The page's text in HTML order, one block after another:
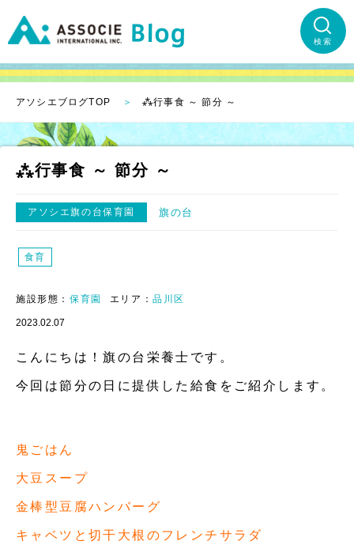
検索
アソシエブログTOP ⁂行事食 ～ 節分 ～
⁂行事食 ～ 節分 ～
アソシエ旗の台保育園 旗の台
食育
施設形態： 保育園 エリア：品川区
2023.02.07
こんにちは！旗の台栄養士です。
今回は節分の日に提供した給食をご紹介します。
鬼ごはん
大豆スープ
金棒型豆腐ハンバーグ
キャベツと切干大根のフレンチサラダ